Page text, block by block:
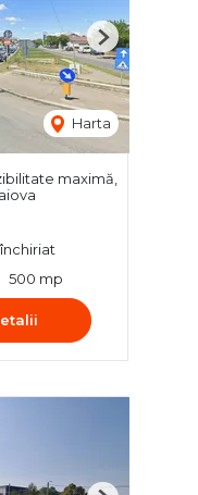
Harta
Next
maximă,
500 mp